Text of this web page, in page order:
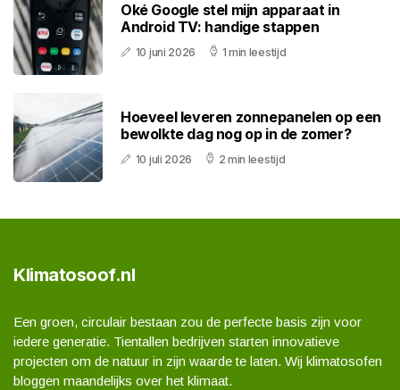
Oké Google stel mijn apparaat in
Android TV: handige stappen
10 juni 2026 1 min leestijd
Hoeveel leveren zonnepanelen op een
bewolkte dag nog op in de zomer?
10 juli 2026 2 min leestijd
Klimatosoof.nl
Een groen, circulair bestaan zou de perfecte basis zijn voor
iedere generatie. Tientallen bedrijven starten innovatieve
projecten om de natuur in zijn waarde te laten. Wij klimatosofen
bloggen maandelijks over het klimaat.